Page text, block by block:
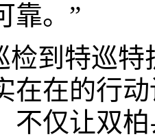
靠。”
检到特巡
在在的行
不仅让双